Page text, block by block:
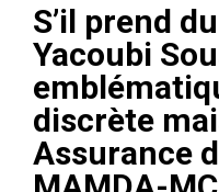
S’il prend
Yacoubi
discrète
Assurance